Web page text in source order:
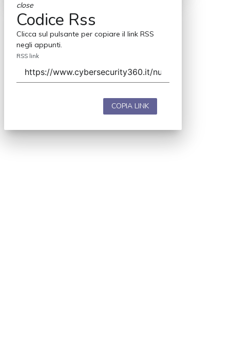
close
Codice Rss
Clicca sul pulsante per copiare il link RSS
negli appunti.
RSS link
COPIA LINK